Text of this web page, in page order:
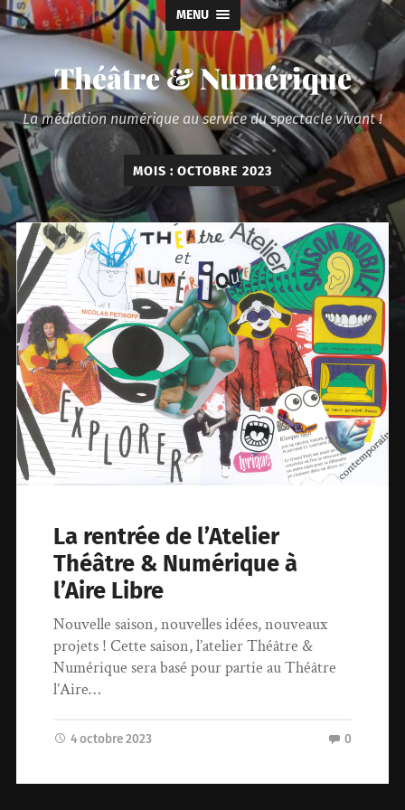
MENU
Théâtre & Numérique
La médiation numérique au service du spectacle vivant !
MOIS : OCTOBRE 2023
La rentrée de l’Atelier
Théâtre & Numérique à
l’Aire Libre
Nouvelle saison, nouvelles idées, nouveaux
projets ! Cette saison, l’atelier Théâtre &
Numérique sera basé pour partie au Théâtre
l’Aire…
4 octobre 2023 0